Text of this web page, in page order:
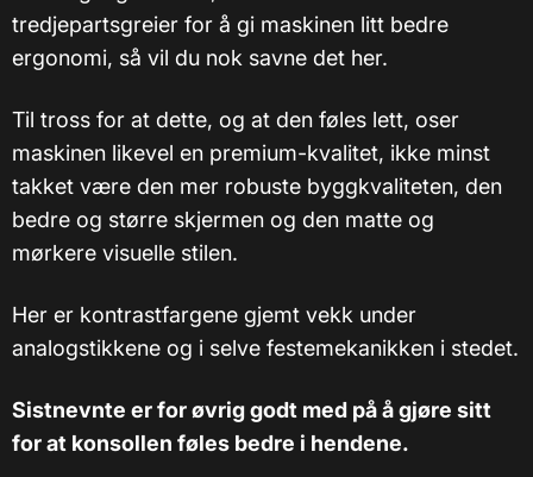
tredjepartsgreier for å gi maskinen litt bedre
ergonomi, så vil du nok savne det her.
Til tross for at dette, og at den føles lett, oser
maskinen likevel en premium-kvalitet, ikke minst
takket være den mer robuste byggkvaliteten, den
bedre og større skjermen og den matte og
mørkere visuelle stilen.
Her er kontrastfargene gjemt vekk under
analogstikkene og i selve festemekanikken i stedet.
Sistnevnte er for øvrig godt med på å gjøre sitt
for at konsollen føles bedre i hendene.